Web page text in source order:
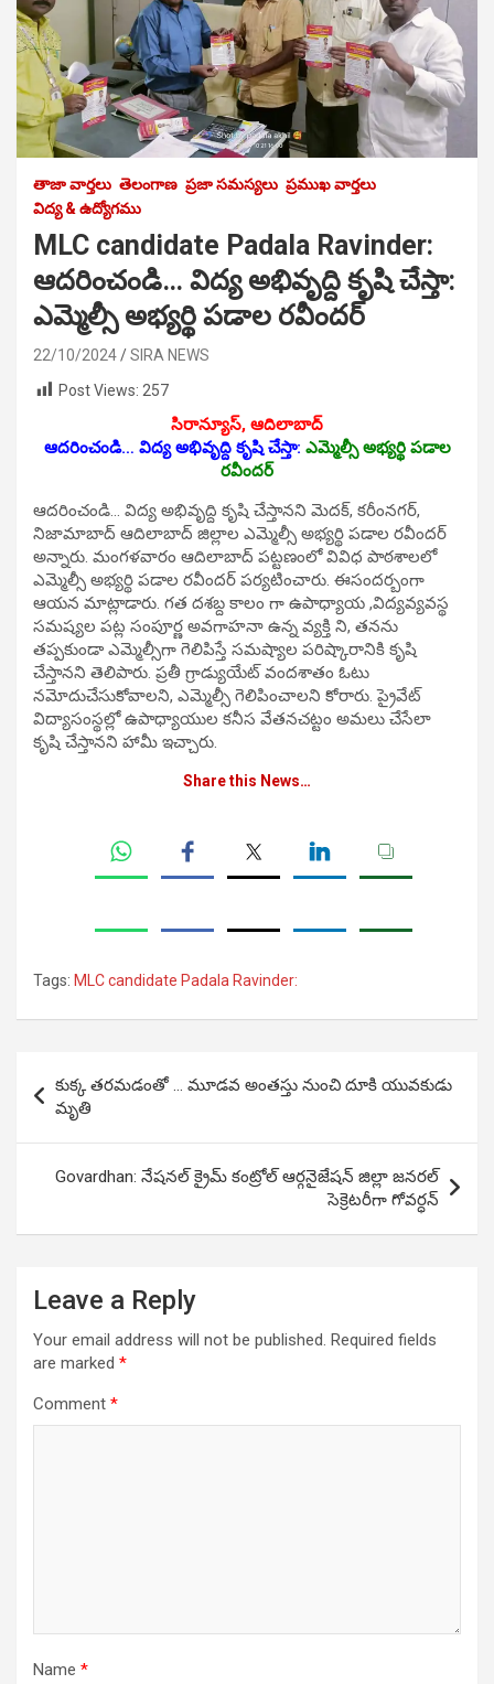
తాజా వార్తలు తెలంగాణ ప్రజా సమస్యలు ప్రముఖ వార్తలు
విద్య & ఉద్యోగము
MLC candidate Padala Ravinder:
ఆద‌రించండి… విద్య అభివృద్ది కృషి చేస్తా:
ఎమ్మెల్సీ అభ్య‌ర్థి ప‌డాల ర‌వీంద‌ర్‌
22/10/2024
SIRA NEWS
Post Views: 257
సిరాన్యూస్‌, ఆదిలాబాద్‌
ఆద‌రించండి… విద్య అభివృద్ది కృషి చేస్తా: ఎమ్మెల్సీ అభ్య‌ర్థి ప‌డాల
ర‌వీంద‌ర్‌
ఆద‌రించండి… విద్య‌ అభివృద్ది కృషి చేస్తాన‌ని మెదక్, కరీంనగర్,
నిజామాబాద్ ఆదిలాబాద్ జిల్లాల ఎమ్మెల్సీ అభ్య‌ర్థి ప‌డాల ర‌వీంద‌ర్
అన్నారు. మంగ‌ళ‌వారం ఆదిలాబాద్ పట్టణంలో వివిధ పాఠశాలలో
ఎమ్మెల్సీ అభ్య‌ర్థి ప‌డాల ర‌వీంద‌ర్ పర్యటించారు. ఈసంద‌ర్బంగా
ఆయ‌న మాట్లాడారు. గత దశబ్ద కాలం గా ఉపాధ్యాయ ,విద్యవ్యవస్థ
సమష్యల పట్ల సంపూర్ణ అవగాహనా ఉన్న‌ వ్యక్తి ని, త‌న‌ను
తప్పకుండా ఎమ్మెల్సీగా గెలిపిస్తే సమష్యాల పరిష్కారానికి కృషి
చేస్తాన‌ని తెలిపారు. ప్రతీ గ్రాడ్యుయేట్ వంద‌శాతం ఓటు
నమోదుచేసుకోవాలని, ఎమ్మెల్సీ గెలిపించాలని కోరారు. ప్రైవేట్
విద్యాసంస్థల్లో ఉపాధ్యాయుల కనీస వేతనచట్టం అమలు చేసేలా
కృషి చేస్తానని హామీ ఇచ్చారు.
Share this News…
Tags: MLC candidate Padala Ravinder:
navigation
కుక్క తరమడంతో … మూడవ అంతస్తు నుంచి దూకి యువకుడు
మృతి
Govardhan: నేషనల్ క్రైమ్ కంట్రోల్ ఆర్గనైజేషన్ జిల్లా జనరల్
సెక్రెటరీగా గోవర్ధన్
Leave a Reply
Your email address will not be published. Required fields
are marked *
Comment *
Name *